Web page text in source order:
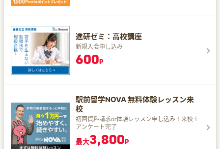
進研ゼミ：高校講座
新規入会申し込み
600P
駅前留学NOVA 無料体験レッスン来
校
初回資料請求or体験レッスン申し込み＋来校＋
アンケート完了
最大3,800P